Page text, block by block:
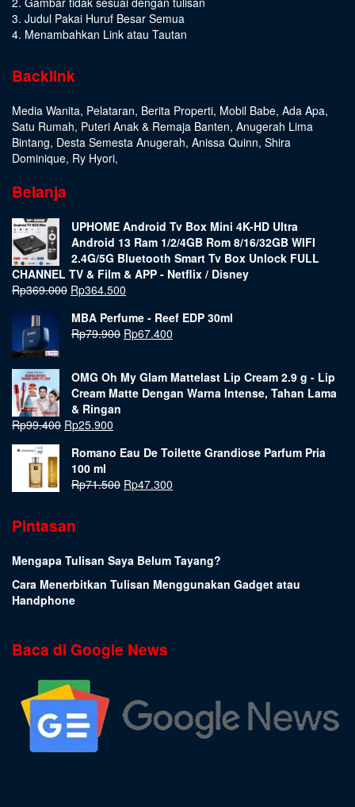
3. Judul Pakai Huruf Besar Semua
4. Menambahkan Link atau Tautan
Backlink
Media Wanita, Pelataran, Berita Properti, Mobil Babe, Ada Apa,
Satu Rumah, Puteri Anak & Remaja Banten, Anugerah Lima
Bintang, Desta Semesta Anugerah, Anissa Quinn, Shira
Dominique, Ry Hyori,
Belanja
UPHOME Android Tv Box Mini 4K-HD Ultra
Android 13 Ram 1/2/4GB Rom 8/16/32GB WIFI
2.4G/5G Bluetooth Smart Tv Box Unlock FULL
CHANNEL TV & Film & APP - Netflix / Disney
Rp369.000 Rp364.500
MBA Perfume - Reef EDP 30ml
Rp79.900 Rp67.400
OMG Oh My Glam Mattelast Lip Cream 2.9 g - Lip
Cream Matte Dengan Warna Intense, Tahan Lama
& Ringan
Rp99.400 Rp25.900
Romano Eau De Toilette Grandiose Parfum Pria
100 ml
Rp71.500 Rp47.300
Pintasan
Mengapa Tulisan Saya Belum Tayang?
Cara Menerbitkan Tulisan Menggunakan Gadget atau
Handphone
Baca di Google News